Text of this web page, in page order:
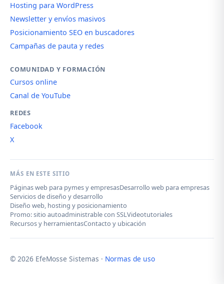
Hosting para WordPress
Newsletter y envíos masivos
Posicionamiento SEO en buscadores
Campañas de pauta y redes
COMUNIDAD Y FORMACIÓN
Cursos online
Canal de YouTube
REDES
Facebook
X
MÁS EN ESTE SITIO
Páginas web para pymes y empresasDesarrollo web para empresas
Servicios de diseño y desarrollo
Diseño web, hosting y posicionamiento
Promo: sitio autoadministrable con SSLVideotutoriales
Recursos y herramientasContacto y ubicación
© 2026 EfeMosse Sistemas · Normas de uso